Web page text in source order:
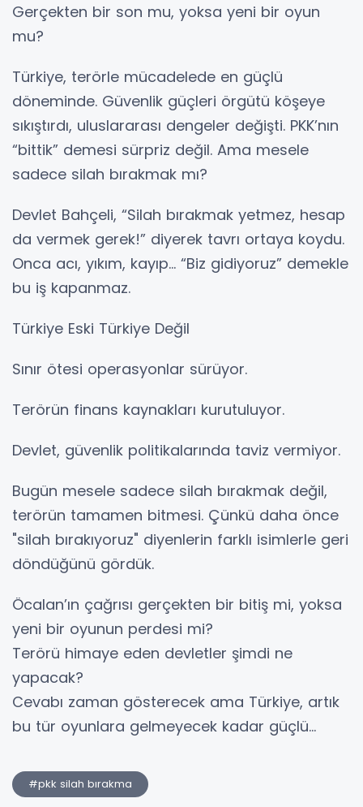
Gerçekten bir son mu, yoksa yeni bir oyun
mu?
Türkiye, terörle mücadelede en güçlü
döneminde. Güvenlik güçleri örgütü köşeye
sıkıştırdı, uluslararası dengeler değişti. PKK’nın
“bittik” demesi sürpriz değil. Ama mesele
sadece silah bırakmak mı?
Devlet Bahçeli, “Silah bırakmak yetmez, hesap
da vermek gerek!” diyerek tavrı ortaya koydu.
Onca acı, yıkım, kayıp… “Biz gidiyoruz” demekle
bu iş kapanmaz.
Türkiye Eski Türkiye Değil
Sınır ötesi operasyonlar sürüyor.
Terörün finans kaynakları kurutuluyor.
Devlet, güvenlik politikalarında taviz vermiyor.
Bugün mesele sadece silah bırakmak değil,
terörün tamamen bitmesi. Çünkü daha önce
"silah bırakıyoruz" diyenlerin farklı isimlerle geri
döndüğünü gördük.
Öcalan’ın çağrısı gerçekten bir bitiş mi, yoksa
yeni bir oyunun perdesi mi?
Terörü himaye eden devletler şimdi ne
yapacak?
Cevabı zaman gösterecek ama Türkiye, artık
bu tür oyunlara gelmeyecek kadar güçlü...
#pkk silah bırakma